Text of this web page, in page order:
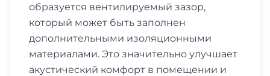
образуется вентилируемый зазор,
который может быть заполнен
дополнительными изоляционными
материалами. Это значительно улучшает
акустический комфорт в помещении и